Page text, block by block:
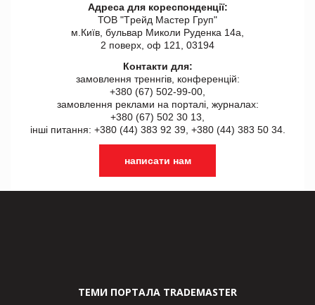
Адреса для кореспонденції:
ТОВ "Tрейд Мастер Груп"
м.Київ, бульвар Миколи Руденка 14а,
2 поверх, оф 121, 03194
Контакти для:
замовлення треннгів, конференцій:
+380 (67) 502-99-00,
замовлення реклами на порталі, журналах:
+380 (67) 502 30 13,
інші питання: +380 (44) 383 92 39, +380 (44) 383 50 34.
написати нам
ТЕМИ ПОРТАЛА TRADEMASTER